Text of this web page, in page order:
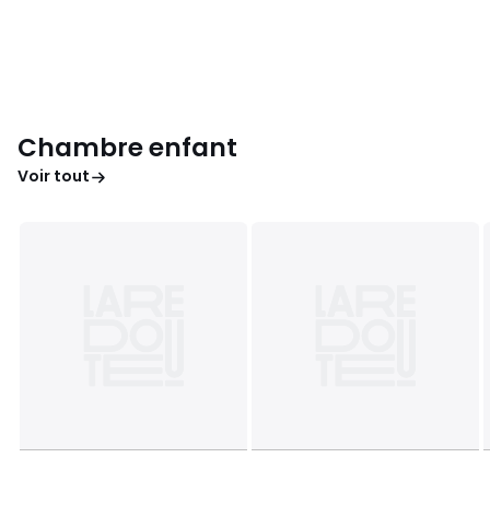
Chambre enfant
Voir tout